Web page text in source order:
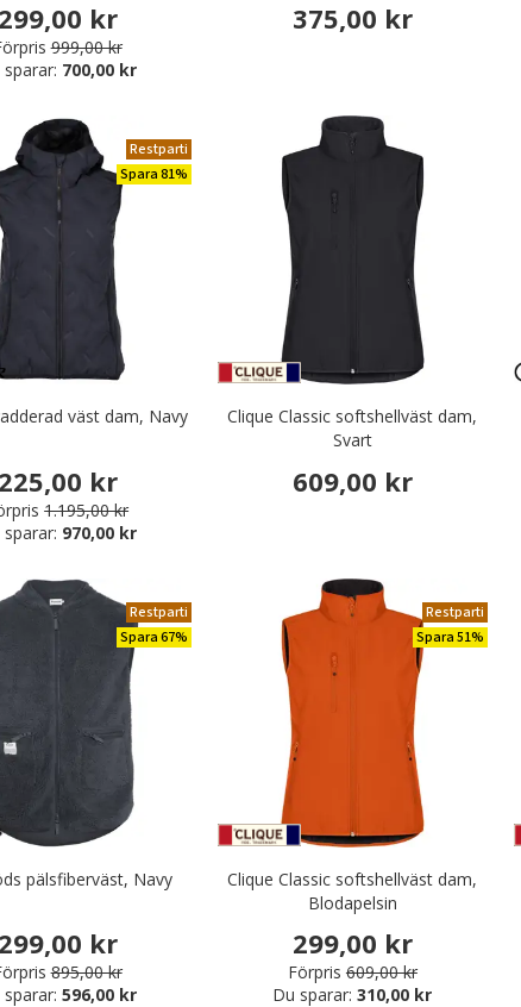
299,00 kr
999,00 kr
sparar: 700,00 kr
375,00 kr
Restparti
Spara 81%
väst dam, Navy
225,00 kr
1.195,00 kr
sparar: 970,00 kr
Clique Classic softshellväst dam,
Svart
609,00 kr
Restparti
Spara 67%
pälsfiberväst, Navy
299,00 kr
895,00 kr
sparar:596,00 kr
Restparti
Spara 51%
Clique Classic softshellväst dam,
Blodapelsin
299,00 kr
Förpris 609,00 kr
Du sparar:310,00 kr